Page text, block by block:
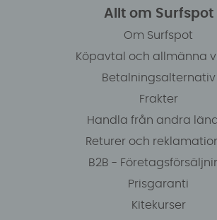
Allt om Surfspot
Om Surfspot
Köpavtal och allmänna
Betalningsalternativ
Frakter
Handla från andra
Returer och
B2B -
Prisgaranti
Kitekurser